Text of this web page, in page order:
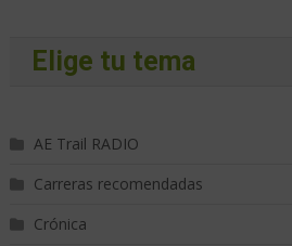
Elige tu tema
AE Trail RADIO
Carreras recomendadas
Crónica